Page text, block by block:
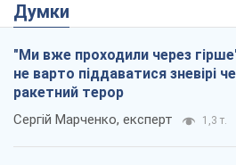
Думки
"Ми вже проходили через
не варто піддаватися зневірі
ракетний терор
Сергій Марченко, експерт 1,3 т.